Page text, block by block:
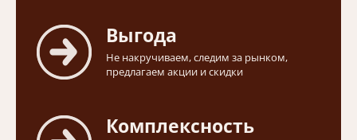
Выгода
Не накручиваем, следим за рынком,
предлагаем акции и скидки
Комплексность